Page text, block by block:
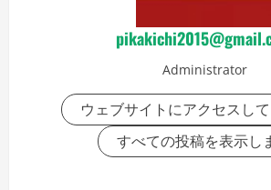
Administrator
ウェブサイトにアクセスし
すべての投稿を表示し